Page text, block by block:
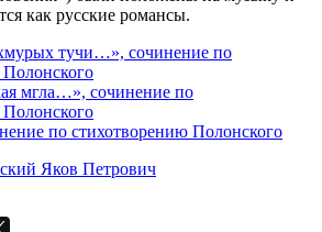
как русские романсы.
тучи…», сочинение по
мгла…», сочинение по
по стихотворению Полонского
Яков Петрович